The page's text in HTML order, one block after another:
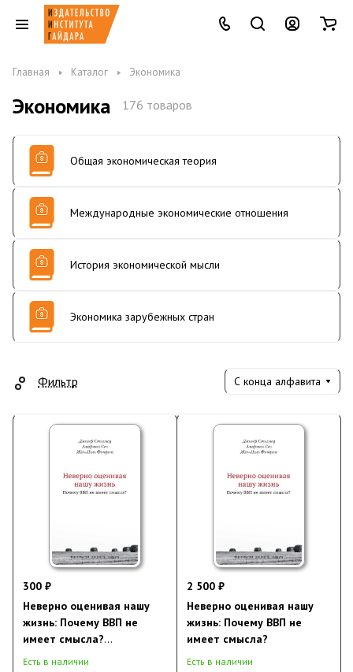
Главная Каталог Экономика
Экономика 176 товаров
Общая экономическая теория
Международные экономические отношения
История экономической мысли
Экономика зарубежных стран
Фильтр С конца алфавита
300 ₽
Неверно оценивая нашу
жизнь: Почему ВВП не
имеет смысла?
(электронная книга)
Есть в наличии
2 500 ₽
Неверно оценивая нашу
жизнь: Почему ВВП не
имеет смысла?
Есть в наличии